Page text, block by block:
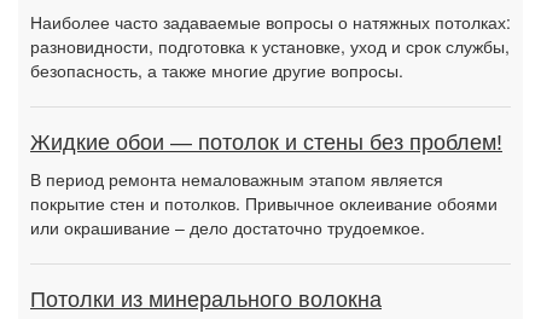
Наиболее часто задаваемые вопросы о натяжных потолках:
разновидности, подготовка к установке, уход и срок службы,
безопасность, а также многие другие вопросы.
Жидкие обои — потолок и стены без проблем!
В период ремонта немаловажным этапом является
покрытие стен и потолков. Привычное оклеивание обоями
или окрашивание – дело достаточно трудоемкое.
Потолки из минерального волокна